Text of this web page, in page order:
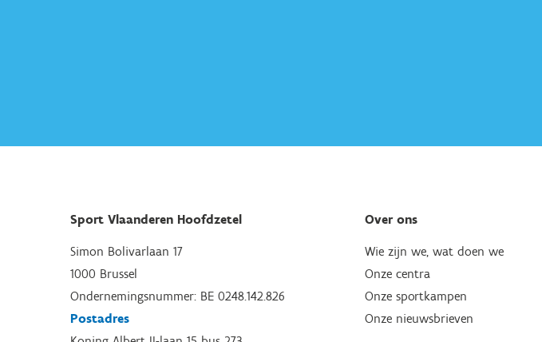
Sport Vlaanderen Hoofdzetel
Simon Bolivarlaan 17
1000 Brussel
Ondernemingsnummer: BE 0248.142.826
Postadres
Over ons
Wie zijn we, wat doen we
Onze centra
Onze sportkampen
Onze nieuwsbrieven